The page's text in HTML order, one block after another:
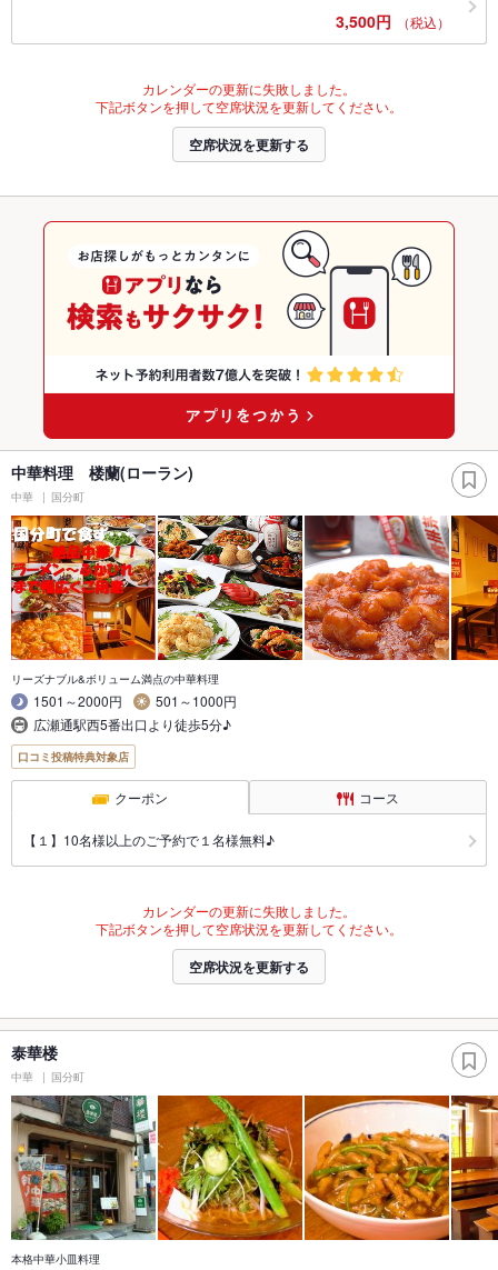
3,500円 （税込）
カレンダーの更新に失敗しました。
下記ボタンを押して空席状況を更新してください。
空席状況を更新する
中華料理 楼蘭(ローラン)
中華 国分町
リーズナブル&ボリューム満点の中華料理
1501～2000円
501～1000円
広瀬通駅西5番出口より徒歩5分♪
口コミ投稿特典対象店
クーポン コース
【１】10名様以上のご予約で１名様無料♪
カレンダーの更新に失敗しました。
下記ボタンを押して空席状況を更新してください。
空席状況を更新する
泰華楼
中華 国分町
本格中華小皿料理